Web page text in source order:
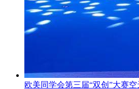
欧美同学会第三届“双创”大赛